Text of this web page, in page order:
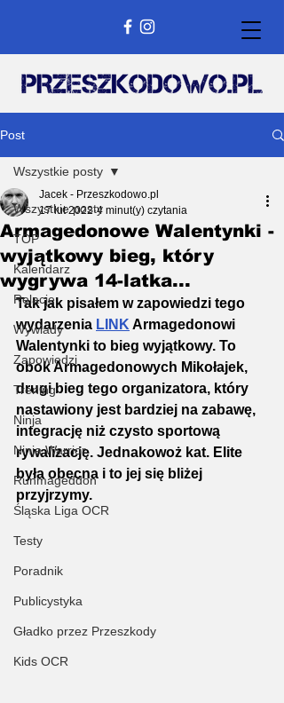
Post
Wszystkie posty
TOP
Kalendarz
Relacje
Wywiady
Zapowiedzi
Trening
Ninja
Ninja Warrior
Runmageddon
Śląska Liga OCR
Testy
Poradnik
Publicystyka
Gładko przez Przeszkody
Kids OCR
Wszystkie posty
Armagedonowe Walentynki -
wyjątkowy bieg, który
wygrywa 14-latka...
Jacek - Przeszkodowo.pl
17 lut 2022 4 minut(y) czytania
Tak jak pisałem w zapowiedzi tego
wydarzenia LINK Armagedonowi
Walentynki to bieg wyjątkowy. To
obok Armagedonowych Mikołajek,
drugi bieg tego organizatora, który
nastawiony jest bardziej na zabawę,
integrację niż czysto sportową
rywalizację. Jednakowoż kat. Elite
była obecna i to jej się bliżej
przyjrzymy.